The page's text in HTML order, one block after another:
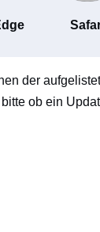
der
ob ein